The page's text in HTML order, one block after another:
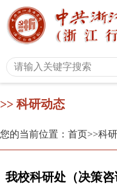
>> 科研动态
您的当前位置：首页>>科
我校科研处（决策